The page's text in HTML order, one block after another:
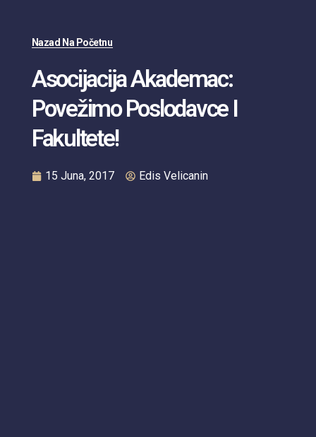
Nazad Na Početnu
Asocijacija Akademac:
Povežimo Poslodavce I
Fakultete!
15 Juna, 2017 Edis Velicanin